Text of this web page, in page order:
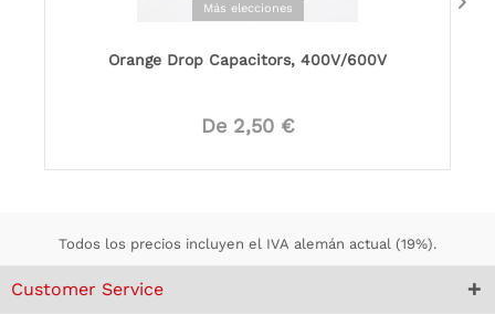
Más elecciones
Orange Drop Capacitors, 400V/600V
De 2,50 €
Todos los precios incluyen el IVA alemán actual (19%).
Customer Service